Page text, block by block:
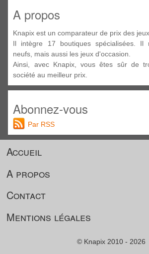
A propos
Knapix est un comparateur de prix des
Il intègre 17 boutiques spécialisées. Il
neufs, mais aussi les jeux d'occasion.
Ainsi, avec Knapix, vous êtes sûr de
société au meilleur prix.
Abonnez-vous
Par RSS
Accueil
A propos
Contact
Mentions légales
© Knapix 2010 - 2026